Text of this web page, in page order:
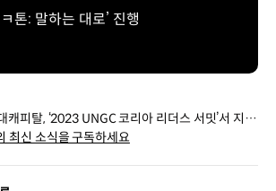
톤: 말하는 대로’ 진행
캐피탈, ‘2023 UNGC 코리아 리더스 서밋’서 지속
금융 우수 사례로 소개
최신 소식을 구독하세요